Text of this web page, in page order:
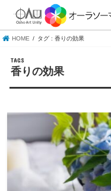
HOME タグ : 香りの効果
香りの効果